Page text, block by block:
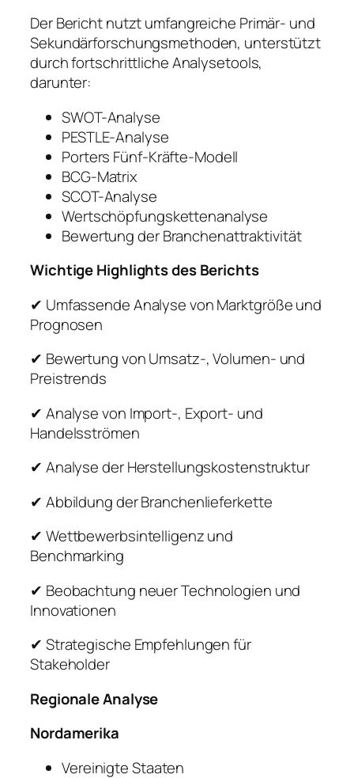
Der Bericht nutzt umfangreiche Primär- und
Sekundärforschungsmethoden, unterstützt
durch fortschrittliche Analysetools,
darunter:
SWOT-Analyse
PESTLE-Analyse
Porters Fünf-Kräfte-Modell
BCG-Matrix
SCOT-Analyse
Wertschöpfungskettenanalyse
Bewertung der Branchenattraktivität
Wichtige Highlights des Berichts
✔ Umfassende Analyse von Marktgröße und
Prognosen
✔ Bewertung von Umsatz-, Volumen- und
Preistrends
✔ Analyse von Import-, Export- und
Handelsströmen
✔ Analyse der Herstellungskostenstruktur
✔ Abbildung der Branchenlieferkette
✔ Wettbewerbsintelligenz und
Benchmarking
✔ Beobachtung neuer Technologien und
Innovationen
✔ Strategische Empfehlungen für
Stakeholder
Regionale Analyse
Nordamerika
Vereinigte Staaten